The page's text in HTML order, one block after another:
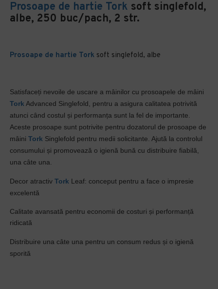
Prosoape de hartie Tork soft singlefold,
albe, 250 buc/pach, 2 str.
Prosoape de hartie Tork soft singlefold, albe
Satisfaceți nevoile de uscare a mâinilor cu prosoapele de mâini
Tork Advanced Singlefold, pentru a asigura calitatea potrivită
atunci când costul și performanța sunt la fel de importante.
Aceste prosoape sunt potrivite pentru dozatorul de prosoape de
mâini Tork Singlefold pentru medii solicitante. Ajută la controlul
consumului și promovează o igienă bună cu distribuire fiabilă,
una câte una.
Decor atractiv Tork Leaf: conceput pentru a face o impresie
excelentă
Calitate avansată pentru economii de costuri și performanță
ridicată
Distribuire una câte una pentru un consum redus și o igienă
sporită